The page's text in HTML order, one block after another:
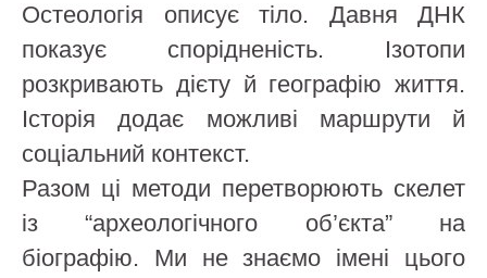
Остеологія описує тіло. Давня ДНК
показує спорідненість. Ізотопи
розкривають дієту й географію життя.
Історія додає можливі маршрути й
соціальний контекст.
Разом ці методи перетворюють скелет
із “археологічного об’єкта” на
біографію. Ми не знаємо імені цього